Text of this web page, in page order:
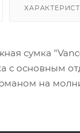
сумка
с основным
на